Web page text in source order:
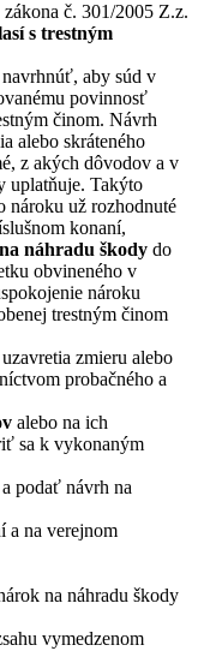
zákona č. 301/2005 Z.z.
s trestným
navrhnúť, aby súd v
povinnosť
činom. Návrh
alebo skráteného
z akých dôvodov a v
uplatňuje. Takýto
nároku už rozhodnuté
konaní,
náhradu škody do
obvineného v
nároku
trestným činom
zmieru alebo
probačného a
alebo na ich
sa k vykonaným
podať návrh na
a na verejnom
na náhradu škody
vymedzenom